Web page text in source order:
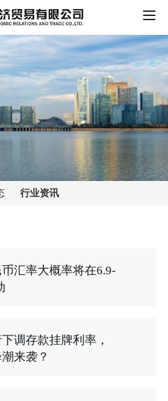
行业资讯
汇率大概率将在6.9-
调存款挂牌利率，
来袭？